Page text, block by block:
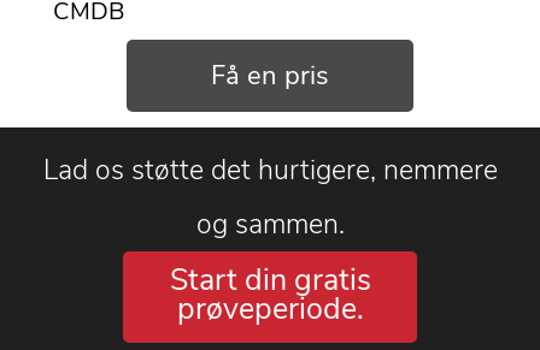
CMDB
Få en pris
Lad os støtte det hurtigere, nemmere
og sammen.
Start din gratis
prøveperiode.